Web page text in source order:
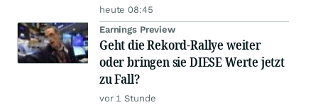
heute 08:45
Earnings Preview
Geht die Rekord-Rallye weiter
oder bringen sie DIESE Werte jetzt
zu Fall?
vor 1 Stunde